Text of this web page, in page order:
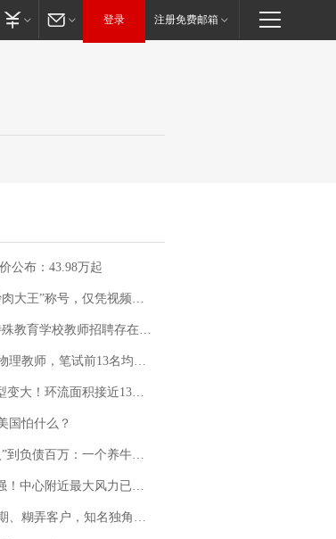
登录 注册免费邮箱
公布：43.98万起
，仅凭视频评出？中国烹饪协会回应
聘存在违规行为”：已启动问责程序 副校长被停职
遭淘汰？教育局：已叫停招聘，成立调查组全面核查
环流面积接近13个浙江那么大
国怕什么？
牛项目崩盘后，谁该为农户的贷款买单丨红星调查
附近最大风力已达15级 最新研判
都没证据，将依法采取措施，“本人长期与美国交管局保持沟通，对方表示肯定”